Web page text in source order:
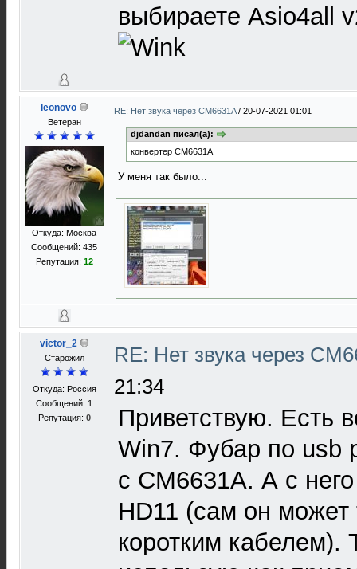
выбираете Asio4all
leonovo
Ветеран
Откуда: Москва
Сообщений: 435
Репутация: 12
RE: Нет звука через CM6631A/ 20-07-2021 01:01
djdandan писал(а):
конвертер CM6631A
У меня так было...
victor_2
Старожил
Откуда: Россия
Сообщений: 1
Репутация: 0
RE: Нет звука через
21:34
Приветствую. Есть
Win7. Фубар по usb
с CM6631A. А с
HD11 (сам он может
коротким кабелем).